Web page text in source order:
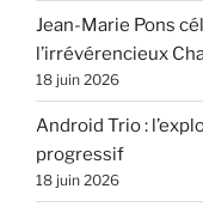
Jean-Marie Pons
l’irrévérencieux
18 juin 2026
Android Trio :
progressif
18 juin 2026